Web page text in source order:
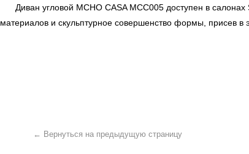
Диван угловой MCHO CASA MCC005 доступен в салонах
материалов и скульптурное совершенство формы, присев